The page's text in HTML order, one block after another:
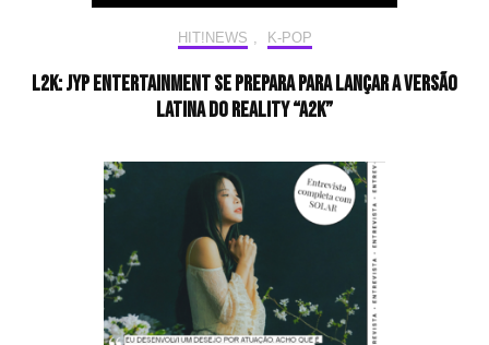
HIT!NEWS , K-POP
L2K: JYP Entertainment se prepara para lançar a versão
latina do reality “A2K”